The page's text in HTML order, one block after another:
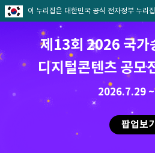
이 누리집은 대한민국 공식 전자정부 누리
제13회 2026 국가
디지털콘텐츠 공모
2026.7.29
팝업보